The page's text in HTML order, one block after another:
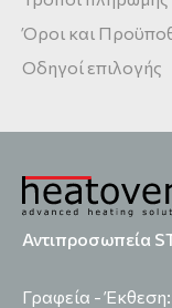
Όροι και
Οδηγοί επιλογής
Αντιπροσωπεία
Γραφεία - Έκθεση: